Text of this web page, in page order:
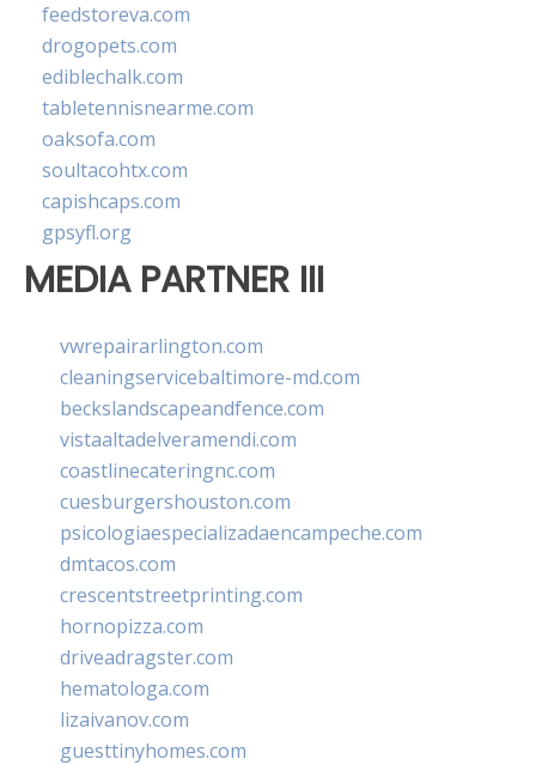
feedstoreva.com
drogopets.com
ediblechalk.com
tabletennisnearme.com
oaksofa.com
soultacohtx.com
capishcaps.com
gpsyfl.org
MEDIA PARTNER III
vwrepairarlington.com
cleaningservicebaltimore-md.com
beckslandscapeandfence.com
vistaaltadelveramendi.com
coastlinecateringnc.com
cuesburgershouston.com
psicologiaespecializadaencampeche.com
dmtacos.com
crescentstreetprinting.com
hornopizza.com
driveadragster.com
hematologa.com
lizaivanov.com
guesttinyhomes.com